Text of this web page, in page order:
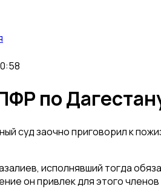
по
суд заочно приговорил к
исполнявший тогда
он привлек для этого